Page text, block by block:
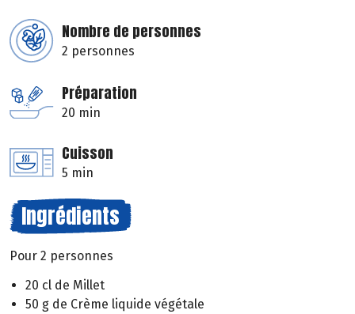
Nombre de personnes
2 personnes
Préparation
20 min
Cuisson
5 min
Ingrédients
Pour 2 personnes
20 cl de Millet
50 g de Crème liquide végétale